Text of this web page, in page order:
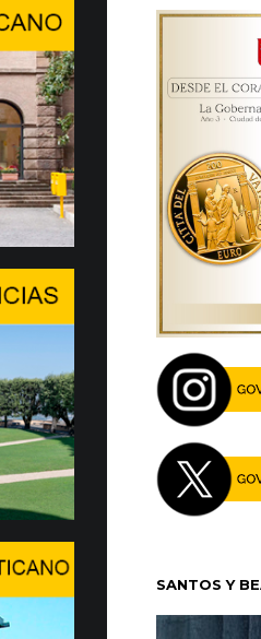
conversación de
A LA PERSONA
INTELIGENCIA ARTIFICIAL
Center Stage del Palexpo, el
de julio...
del Papa en el Foro
UN MOMENTO DECISIVO
asegura la presencia de la
diálogo, especialmente en este
de julio, el Papa León
Apostólico de Castel Gandolfo para
SANTOS Y